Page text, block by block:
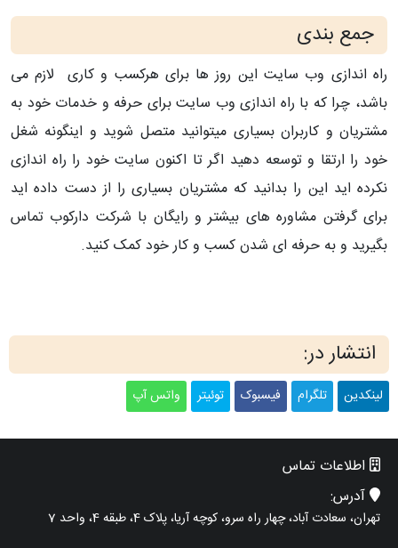
جمع بندی
راه اندازی وب سایت این روز ها برای هرکسب و کاری لازم می
باشد، چرا که با راه اندازی وب سایت برای حرفه و خدمات خود به
مشتریان و کاربران بسیاری میتوانید متصل شوید و اینگونه شغل
خود را ارتقا و توسعه دهید اگر تا اکنون سایت خود را راه اندازی
نکرده اید این را بدانید که مشتریان بسیاری را از دست داده اید
برای گرفتن مشاوره های بیشتر و رایگان با شرکت دارکوب تماس
بگیرید و به حرفه ای شدن کسب و کار خود کمک کنید.
انتشار در:
لینکدین تلگرام فیسبوک توئیتر واتس آپ
اطلاعات تماس
آدرس:
تهران، سعادت آباد، چهار راه سرو، کوچه آریا، پلاک 4، طبقه 4، واحد 7